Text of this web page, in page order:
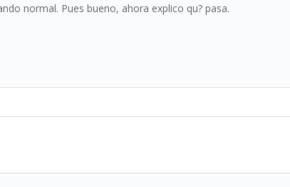
normal. Pues bueno, ahora explico qu? pasa.